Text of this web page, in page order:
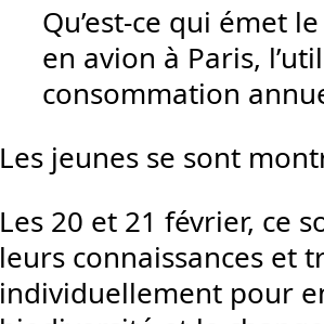
Qu’est-ce qui émet
en avion à Paris,
consommation
Les jeunes se sont
Les 20 et 21 février, ce
leurs connaissances et
individuellement pour